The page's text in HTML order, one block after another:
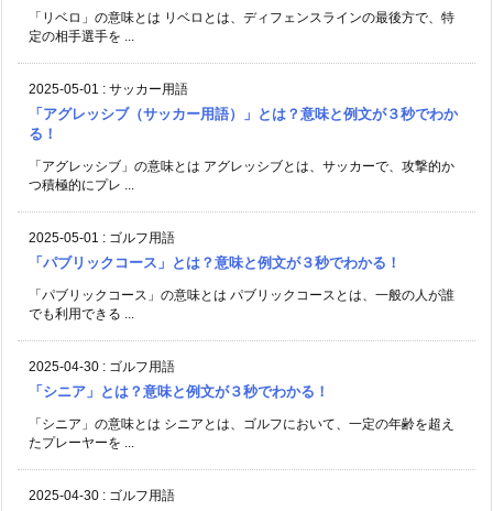
「リベロ」の意味とは リベロとは、ディフェンスラインの最後方で、特
定の相手選手を ...
2025-05-01 : サッカー用語
「アグレッシブ（サッカー用語）」とは？意味と例文が３秒でわか
る！
「アグレッシブ」の意味とは アグレッシブとは、サッカーで、攻撃的か
つ積極的にプレ ...
2025-05-01 : ゴルフ用語
「パブリックコース」とは？意味と例文が３秒でわかる！
「パブリックコース」の意味とは パブリックコースとは、一般の人が誰
でも利用できる ...
2025-04-30 : ゴルフ用語
「シニア」とは？意味と例文が３秒でわかる！
「シニア」の意味とは シニアとは、ゴルフにおいて、一定の年齢を超え
たプレーヤーを ...
2025-04-30 : ゴルフ用語